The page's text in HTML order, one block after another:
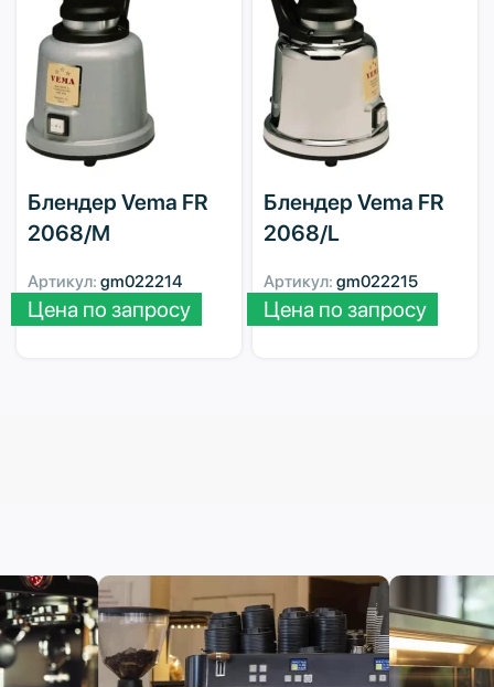
Блендер Vema FR
2068/M
Артикул: gm022214
Цена по запросу
Блендер Vema FR
2068/L
Артикул: gm022215
Цена по запросу